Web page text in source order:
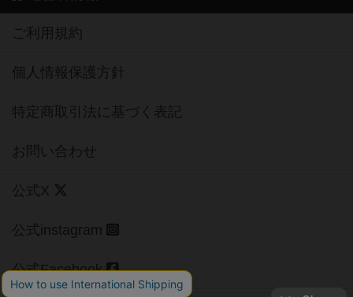
ご利用規約
個人情報保護方針
特定商取引法に基づく表記
お問い合わせ
公式X
公式instagram
公式Facebook